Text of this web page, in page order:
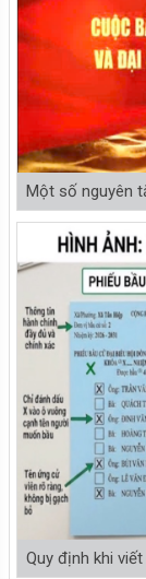
Một số nguyên
Quy định khi